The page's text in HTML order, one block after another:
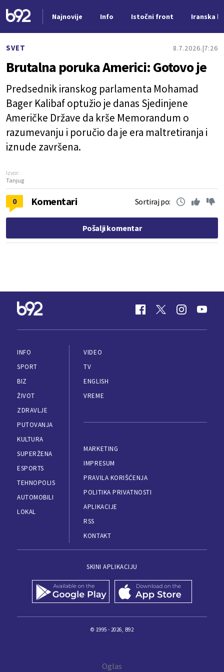
Najnovije Info Istočni front Iranska
SVET 8.7.2026. 7:26
Brutalna poruka Americi: Gotovo je
Predsednik iranskog parlamenta Mohamad
Bager Kalibaf optužio je danas Sjedinjene
Američke Države da krše Memorandum o
razumevanju i poručio da je era maltretiranja i
iznude završena.
Izvor:
Tanjug
0 Komentari Sortiraj po:
Pošalji komentar
INFO
SPORT
BIZ
ŽIVOT
ZDRAVLJE
PUTOVANJA
KULTURA
SUPERŽENA
ESPORTS
TEHNOPOLIS
AUTOMOBILI
LOKAL
VIDEO
TV
ENGLISH
VREME
MARKETING
IMPRESUM
PRAVILA KORIŠĆENJA
POLITIKA PRIVATNOSTI
APLIKACIJE
RSS
KONTAKT
SKINI APLIKACIJU
© 1995 - 2026, B92